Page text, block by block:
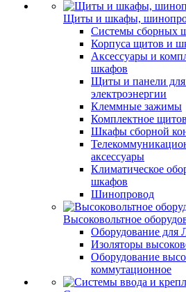
Щиты и шкафы,
Системы сборных
Корпуса щитов и
Аксессуары и
шкафов
Щиты и панели для
электроэнергии
Клеммные зажимы
Комплектное
Шкафы сборной
аксессуары
Климатическое
шкафов
Шинопровод
Высоковольтное
Оборудование для
Изоляторы
Оборудование
коммутационное